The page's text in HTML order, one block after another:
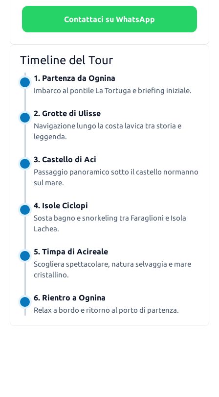
Contattaci su WhatsApp
Timeline del Tour
1. Partenza da Ognina
Imbarco al pontile La Tortuga e briefing iniziale.
2. Grotte di Ulisse
Navigazione lungo la costa lavica tra storia e
leggenda.
3. Castello di Aci
Passaggio panoramico sotto il castello normanno
sul mare.
4. Isole Ciclopi
Sosta bagno e snorkeling tra Faraglioni e Isola
Lachea.
5. Timpa di Acireale
Scogliera spettacolare, natura selvaggia e mare
cristallino.
6. Rientro a Ognina
Relax a bordo e ritorno al porto di partenza.